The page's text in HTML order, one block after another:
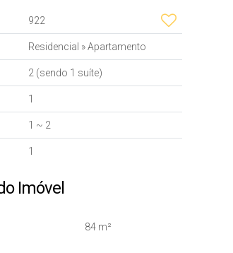
922
Residencial »Apartamento
2 (sendo 1 suíte)
1
1 ~ 2
1
Imóvel
84 m²